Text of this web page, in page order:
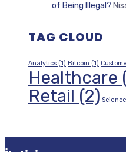
of Being Illegal?
TAG CLOUD
Analytics (1) Bitcoin (1)
Healthcare
Retail (2)